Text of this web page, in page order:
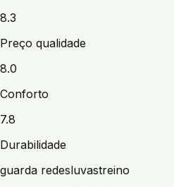
8.3
Preço qualidade
8.0
Conforto
7.8
Durabilidade
guarda redesluvastreino